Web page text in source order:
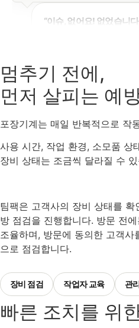
와주시니까 얼마나 좋아
식품 제조 고객사
정말 좋은 시간이었습니다.”
리필리
“팀팩케어 받아보니 만족
좋았습니다.”
식스프린팅
“친절하게 재교육도 진행해주
좋았습니다.”
이미커피
원식품
멈추기 전에,
먼저 살피는 예
포장기계는 매일 반복적으로 작
사용 시간, 작업 환경, 소모품 상
장비 상태는 조금씩 달라질 수
팀팩은 고객사의 장비 상태를
방 점검을 진행합니다. 방문 전
조율하며, 방문에 동의한 고객
으로 점검합니다.
장비 점검 작업자 교육 관
빠른 조치를 위